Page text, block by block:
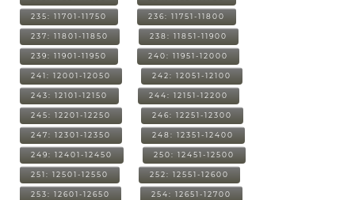
235: 11701-11750 236: 11751-11800
237: 11801-11850 238: 11851-11900
239: 11901-11950 240: 11951-12000
241: 12001-12050 242: 12051-12100
243: 12101-12150 244: 12151-12200
245: 12201-12250 246: 12251-12300
247: 12301-12350 248: 12351-12400
249: 12401-12450 250: 12451-12500
251: 12501-12550 252: 12551-12600
253: 12601-12650 254: 12651-12700